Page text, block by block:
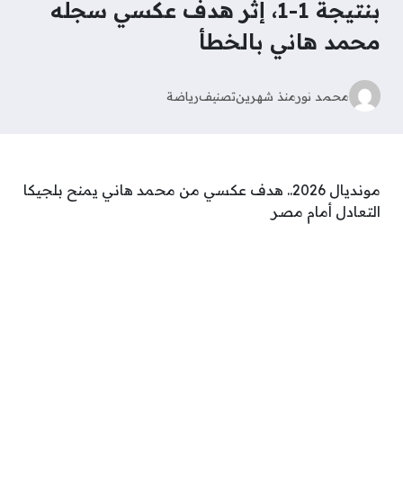
بنتيجة 1-1، إثر هدف عكسي سجله
محمد هاني بالخطأ
محمد نورمنذ شهرينتصنيفرياضة
مونديال 2026.. هدف عكسي من محمد هاني يمنح بلجيكا
التعادل أمام مصر